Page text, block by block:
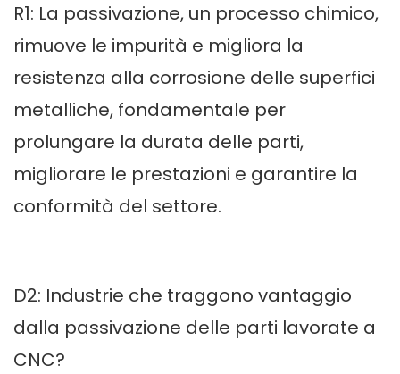
R1: La passivazione, un processo chimico,
rimuove le impurità e migliora la
resistenza alla corrosione delle superfici
metalliche, fondamentale per
prolungare la durata delle parti,
migliorare le prestazioni e garantire la
conformità del settore.
D2: Industrie che traggono vantaggio
dalla passivazione delle parti lavorate a
CNC?